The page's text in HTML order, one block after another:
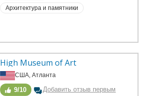
Архитектура и памятники
High Museum of Art
США, Атланта
9/10 Добавить отзыв первым